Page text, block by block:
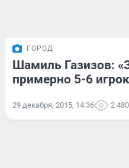
ГОРОД
Шамиль Газизов:
примерно 5-6
29 декабря, 2015, 14:36 2 480